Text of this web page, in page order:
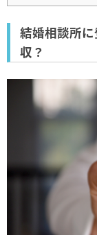
結婚相談所
収？